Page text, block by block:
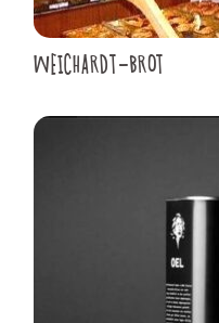
WEICHARDT-BROT